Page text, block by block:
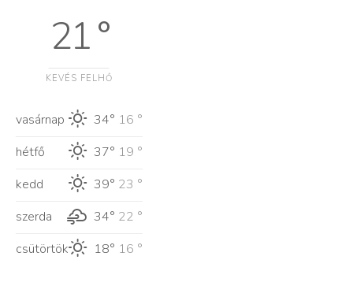
21 °
KEVÉS FELHŐ
vasárnap 34° 16 °
hétfő
37° 19 °
kedd
39° 23 °
szerda
34° 22 °
csütörtök
18° 16 °